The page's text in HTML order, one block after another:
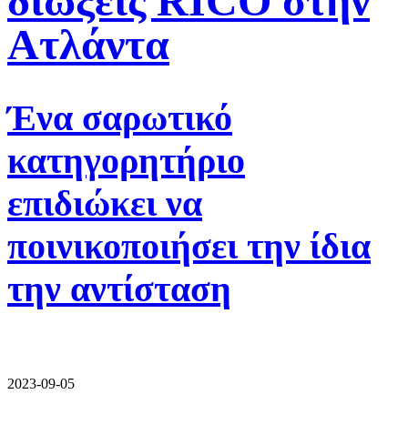
Ατλάντα
Ένα σαρωτικό
κατηγορητήριο
επιδιώκει να
ποινικοποιήσει την ίδια
την αντίσταση
2023-09-05